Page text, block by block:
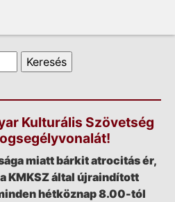
Kulturális Szövetség
miatt bárkit atrocitás ér,
KMKSZ által újraindított
hétköznap 8.00-tól